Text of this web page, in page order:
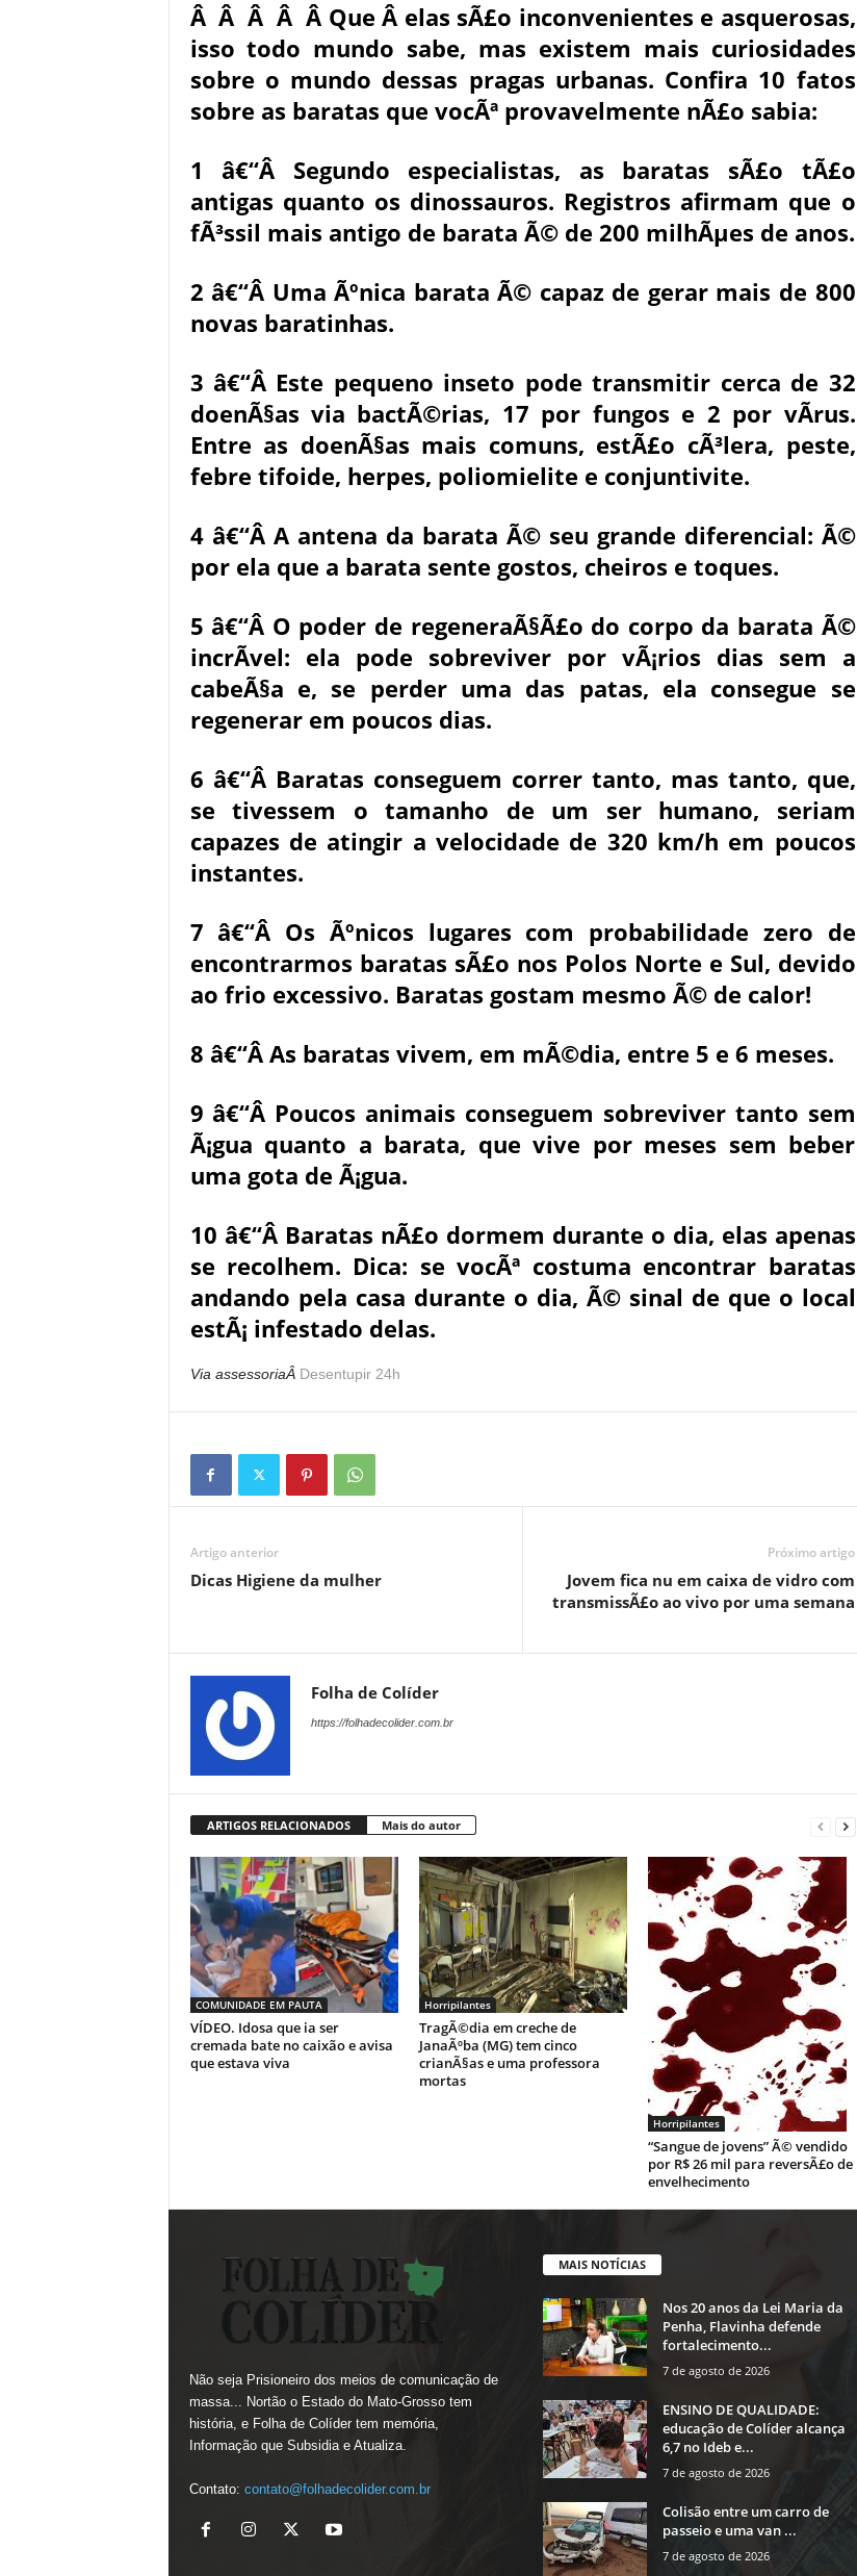
Â Â Â Â Â Que Â elas sÃ£o inconvenientes e asquerosas,
isso todo mundo sabe, mas existem mais curiosidades
sobre o mundo dessas pragas urbanas. Confira 10 fatos
sobre as baratas que vocÃª provavelmente nÃ£o sabia:
1 â€“Â Segundo especialistas, as baratas sÃ£o tÃ£o
antigas quanto os dinossauros. Registros afirmam que o
fÃ³ssil mais antigo de barata Ã© de 200 milhÃµes de anos.
2 â€“Â Uma Ãºnica barata Ã© capaz de gerar mais de 800
novas baratinhas.
3 â€“Â Este pequeno inseto pode transmitir cerca de 32
doenÃ§as via bactÃ©rias, 17 por fungos e 2 por vÃ­rus.
Entre as doenÃ§as mais comuns, estÃ£o cÃ³lera, peste,
febre tifoide, herpes, poliomielite e conjuntivite.
4 â€“Â A antena da barata Ã© seu grande diferencial: Ã©
por ela que a barata sente gostos, cheiros e toques.
5 â€“Â O poder de regeneraÃ§Ã£o do corpo da barata Ã©
incrÃ­vel: ela pode sobreviver por vÃ¡rios dias sem a
cabeÃ§a e, se perder uma das patas, ela consegue se
regenerar em poucos dias.
6 â€“Â Baratas conseguem correr tanto, mas tanto, que,
se tivessem o tamanho de um ser humano, seriam
capazes de atingir a velocidade de 320 km/h em poucos
instantes.
7 â€“Â Os Ãºnicos lugares com probabilidade zero de
encontrarmos baratas sÃ£o nos Polos Norte e Sul, devido
ao frio excessivo. Baratas gostam mesmo Ã© de calor!
8 â€“Â As baratas vivem, em mÃ©dia, entre 5 e 6 meses.
9 â€“Â Poucos animais conseguem sobreviver tanto sem
Ã¡gua quanto a barata, que vive por meses sem beber
uma gota de Ã¡gua.
10 â€“Â Baratas nÃ£o dormem durante o dia, elas apenas
se recolhem. Dica: se vocÃª costuma encontrar baratas
andando pela casa durante o dia, Ã© sinal de que o local
estÃ¡ infestado delas.
Via assessoriaÂ Desentupir 24h
Artigo anterior
Dicas Higiene da mulher
Próximo artigo
Jovem fica nu em caixa de vidro com
transmissÃ£o ao vivo por uma semana
Folha de Colíder
https://folhadecolider.com.br
ARTIGOS RELACIONADOS Mais do autor
COMUNIDADE EM PAUTA
VÍDEO. Idosa que ia ser
cremada bate no caixão e avisa
que estava viva
Horripilantes
TragÃ©dia em creche de
JanaÃºba (MG) tem cinco
crianÃ§as e uma professora
mortas
Horripilantes
“Sangue de jovens” Ã© vendido
por R$ 26 mil para reversÃ£o de
envelhecimento
Não seja Prisioneiro dos meios de comunicação de
massa... Nortão o Estado do Mato-Grosso tem
história, e Folha de Colíder tem memória,
Informação que Subsidia e Atualiza.
Contato: contato@folhadecolider.com.br
MAIS NOTÍCIAS
Nos 20 anos da Lei Maria da
Penha, Flavinha defende
fortalecimento...
7 de agosto de 2026
ENSINO DE QUALIDADE:
educação de Colíder alcança
6,7 no Ideb e...
7 de agosto de 2026
Colisão entre um carro de
passeio e uma van ...
7 de agosto de 2026